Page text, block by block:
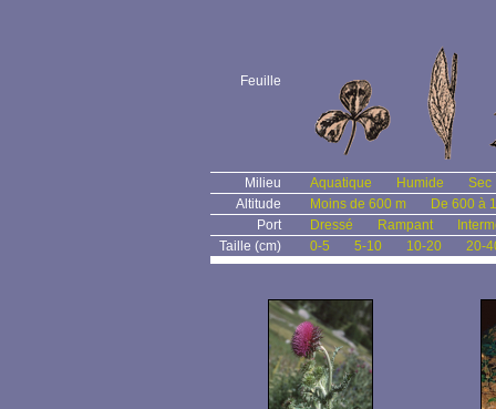
Feuille
Milieu Aquatique Humide
Sec
Altitude
Moins de 600 m
De 600 à
Port
Dressé Rampant
Taille (cm)
0-5 5-10 10-20 20-